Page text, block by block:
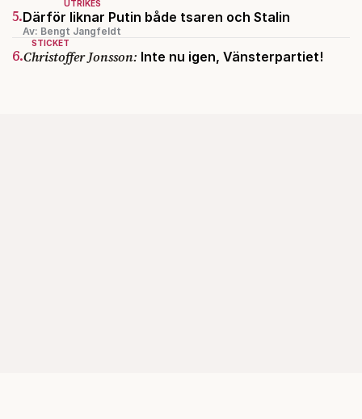
UTRIKES
5.Därför liknar Putin både tsaren och Stalin
Av: Bengt Jangfeldt
STICKET
6.Christoffer Jonsson: Inte nu igen, Vänsterpartiet!